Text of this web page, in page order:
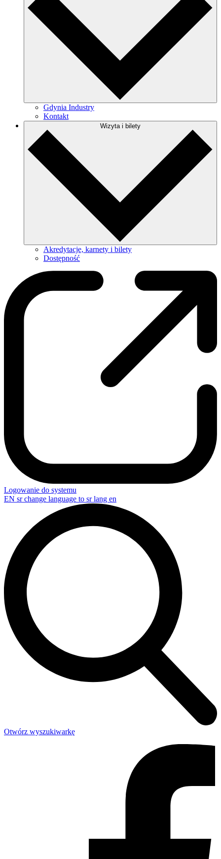
Gdynia Industry
Kontakt
Wizyta i bilety
Akredytacje, karnety i bilety
Dostępność
Logowanie do systemu
EN sr change language to sr lang en
Otwórz wyszukiwarkę